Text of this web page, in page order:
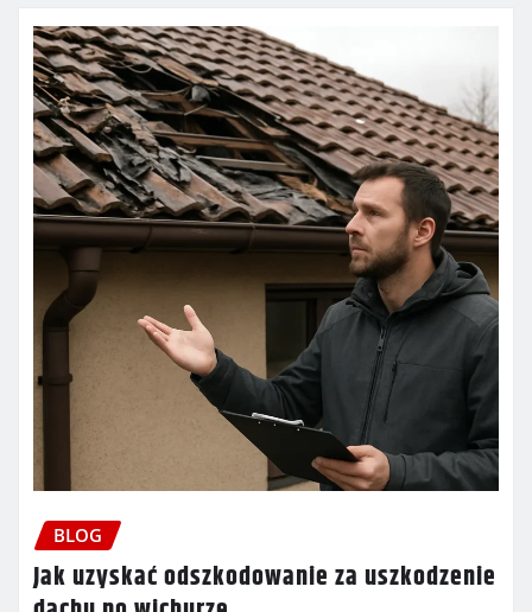
BLOG
Jak uzyskać odszkodowanie za uszkodzenie